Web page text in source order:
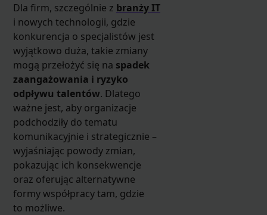
Dla firm, szczególnie z branży IT
i nowych technologii, gdzie
konkurencja o specjalistów jest
wyjątkowo duża, takie zmiany
mogą przełożyć się na spadek
zaangażowania i ryzyko
odpływu talentów. Dlatego
ważne jest, aby organizacje
podchodziły do tematu
komunikacyjnie i strategicznie –
wyjaśniając powody zmian,
pokazując ich konsekwencje
oraz oferując alternatywne
formy współpracy tam, gdzie
to możliwe.